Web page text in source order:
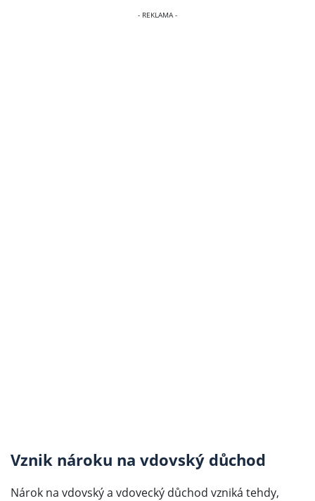
Vznik nároku na vdovský důchod
Nárok na vdovský a vdovecký důchod vzniká tehdy,